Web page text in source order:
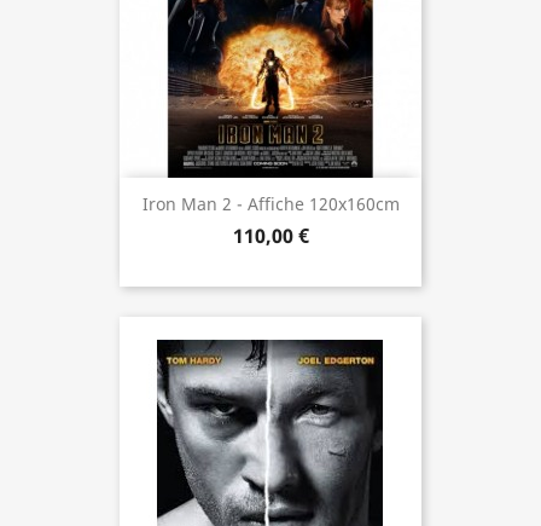
Iron Man 2 - Affiche 120x160cm
110,00 €